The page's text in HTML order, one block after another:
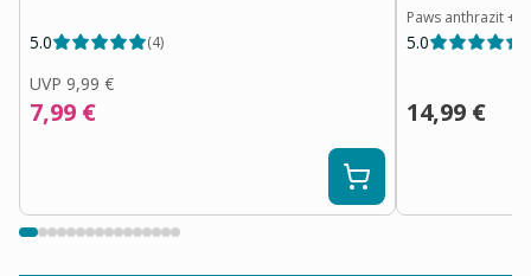
5.0 (4)
UVP 9,99 €
7,99 €
Paws anthrazit+
5.0
14,99 €